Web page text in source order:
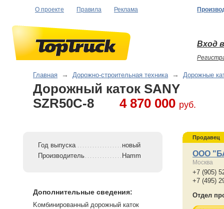
О проекте Правила Реклама
Вход
Главная → Дорожно-строительная техника → Дорожные
Дорожный каток SАNY
SZR50С-8
4 870 000 руб.
Год выпуска
новый
Производитель
Hamm
Дополнительные сведения:
Koмбиниpoванный дорожный каток
Продавец
ООО
Москва
+7 (905)
+7 (495)
Отдел